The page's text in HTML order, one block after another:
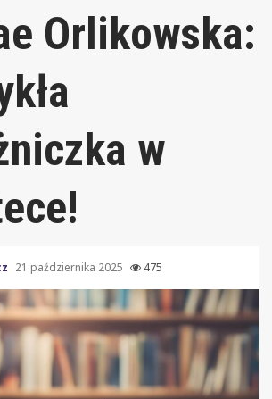
Orlikowska:
w
21 października 2025 475